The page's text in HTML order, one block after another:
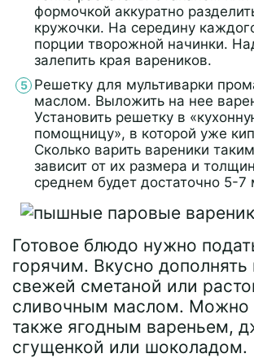
формочкой аккуратно
кружочки. На середину
порции творожной начинки.
залепить края вареников.
Решетку для мультиварки
маслом. Выложить на нее
Установить решетку в
помощницу», в которой уже
Сколько варить вареники
зависит от их размера и
среднем будет достаточно 5-7
Готовое блюдо нужно
горячим. Вкусно дополнять
свежей сметаной или
сливочным маслом. Можно
также ягодным вареньем,
сгущенкой или шоколадом.